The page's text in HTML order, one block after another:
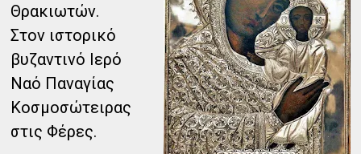
Θρακιωτών.
Στον ιστορικό
βυζαντινό Ιερό
Ναό Παναγίας
Κοσμοσώτειρας
στις Φέρες.